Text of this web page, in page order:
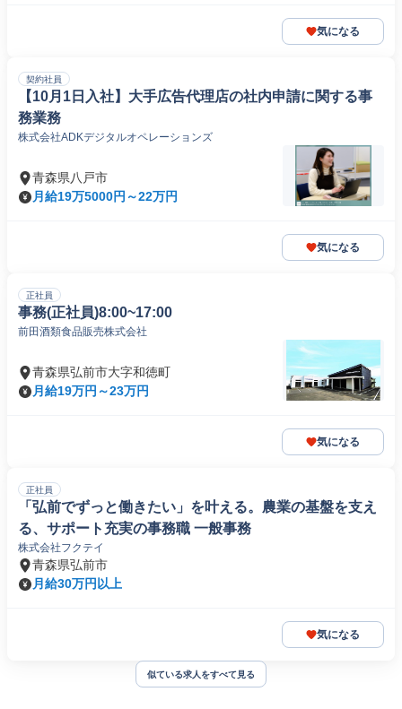
気になる
契約社員
【10月1日入社】大手広告代理店の社内申請に関する事
務業務
株式会社ADKデジタルオペレーションズ
青森県八戸市
月給19万5000円～22万円
気になる
正社員
事務(正社員)8:00~17:00
前田酒類食品販売株式会社
青森県弘前市大字和徳町
月給19万円～23万円
気になる
正社員
「弘前でずっと働きたい」を叶える。農業の基盤を支え
る、サポート充実の事務職 一般事務
株式会社フクテイ
青森県弘前市
月給30万円以上
気になる
似ている求人をすべて見る